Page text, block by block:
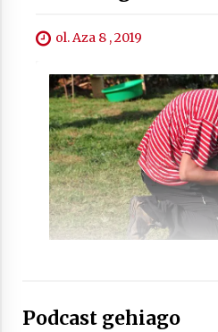
Arrosaren
2021/06/30
ol. Aza 8 , 2019
Podcast gehiago